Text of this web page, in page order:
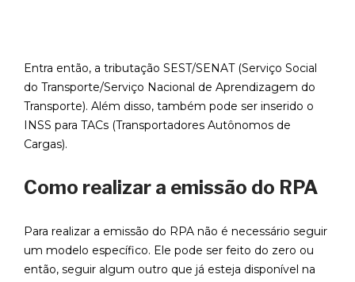
Entra então, a tributação SEST/SENAT (Serviço Social
do Transporte/Serviço Nacional de Aprendizagem do
Transporte). Além disso, também pode ser inserido o
INSS para TACs (Transportadores Autônomos de
Cargas).
Como realizar a emissão do RPA
Para realizar a emissão do RPA não é necessário seguir
um modelo específico. Ele pode ser feito do zero ou
então, seguir algum outro que já esteja disponível na